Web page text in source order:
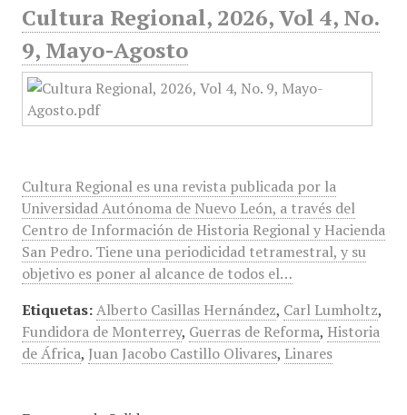
Cultura Regional, 2026, Vol 4, No.
9, Mayo-Agosto
Cultura Regional es una revista publicada por la
Universidad Autónoma de Nuevo León, a través del
Centro de Información de Historia Regional y Hacienda
San Pedro. Tiene una periodicidad tetramestral, y su
objetivo es poner al alcance de todos el…
Etiquetas: Alberto Casillas Hernández, Carl Lumholtz,
Fundidora de Monterrey, Guerras de Reforma, Historia
de África, Juan Jacobo Castillo Olivares, Linares